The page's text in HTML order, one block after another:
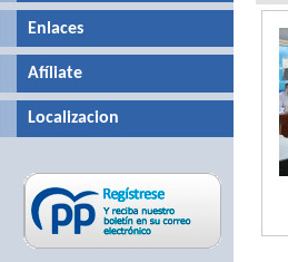
Enlaces
Afíliate
Localizacion